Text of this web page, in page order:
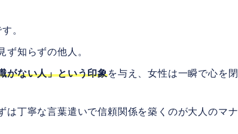
。
ず知らずの他人。
がない人」という印象を与え、女性は一瞬で心を閉
は丁寧な言葉遣いで信頼関係を築くのが大人のマナ